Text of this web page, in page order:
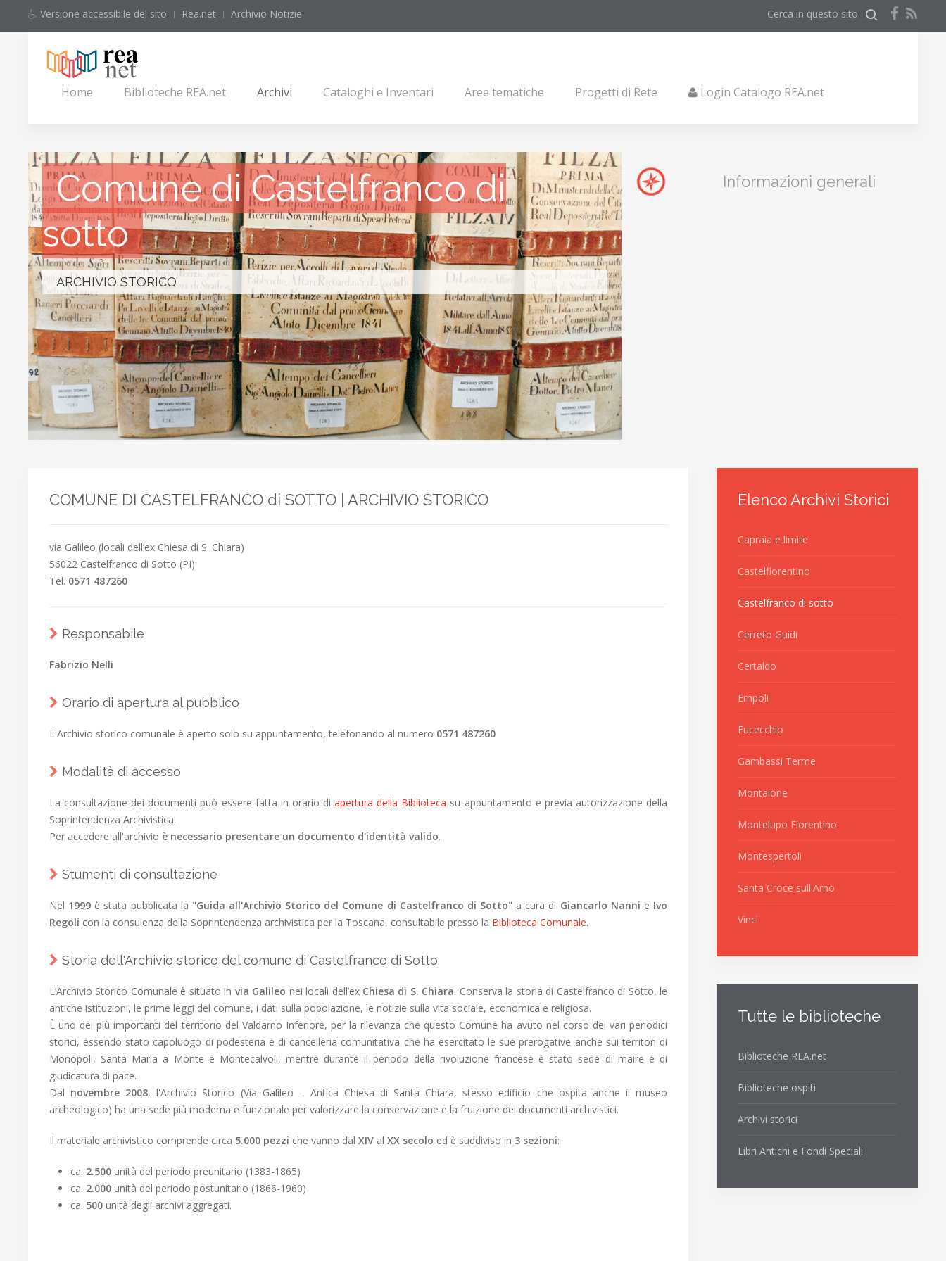
Versione accessibile del sito Rea.net Archivio Notizie Cerca in questo sito
Home Biblioteche REA.net Archivi Cataloghi e Inventari Aree tematiche Progetti di Rete Login Catalogo REA.net
Comune di Castelfranco di
sotto
ARCHIVIO STORICO
Comune di Castelfranco di sotto
Informazioni generali
COMUNE DI CASTELFRANCO di SOTTO | ARCHIVIO STORICO
via Galileo (locali dell’ex Chiesa di S. Chiara)
56022 Castelfranco di Sotto (PI)
Tel. 0571 487260
Responsabile
Fabrizio Nelli
Orario di apertura al pubblico
L'Archivio storico comunale è aperto solo su appuntamento, telefonando al numero 0571 487260
Modalità di accesso
La consultazione dei documenti può essere fatta in orario diapertura della Biblioteca su appuntamento e previa autorizzazione della
Soprintendenza Archivistica.
Per accedere all'archivio è necessario presentare un documento d'identità valido.
Stumenti di consultazione
Nel 1999 è stata pubblicata la "Guida all'Archivio Storico del Comune di Castelfranco di Sotto" a cura di Giancarlo Nanni e Ivo
Regoli con la consulenza della Soprintendenza archivistica per la Toscana, consultabile presso la Biblioteca Comunale.
Storia dell'Archivio storico del comune di Castelfranco di Sotto
L’Archivio Storico Comunale è situato in via Galileo nei locali dell’ex Chiesa di S. Chiara. Conserva la storia di Castelfranco di Sotto, le
antiche istituzioni, le prime leggi del comune, i dati sulla popolazione, le notizie sulla vita sociale, economica e religiosa.
È uno dei più importanti del territorio del Valdarno Inferiore, per la rilevanza che questo Comune ha avuto nel corso dei vari periodici
storici, essendo stato capoluogo di podesteria e di cancelleria comunitativa che ha esercitato le sue prerogative anche sui territori di
Monopoli, Santa Maria a Monte e Montecalvoli, mentre durante il periodo della rivoluzione francese è stato sede di maire e di
giudicatura di pace.
Dal novembre 2008, l'Archivio Storico (Via Galileo – Antica Chiesa di Santa Chiara, stesso edificio che ospita anche il museo
archeologico) ha una sede più moderna e funzionale per valorizzare la conservazione e la fruizione dei documenti archivistici.
Il materiale archivistico comprende circa 5.000 pezzi che vanno dal XIV al XX secolo ed è suddiviso in 3 sezioni:
ca. 2.500 unità del periodo preunitario (1383-1865)
ca. 2.000 unità del periodo postunitario (1866-1960)
ca. 500 unità degli archivi aggregati.
Elenco Archivi Storici
Capraia e limite
Castelfiorentino
Castelfranco di sotto
Cerreto Guidi
Certaldo
Empoli
Fucecchio
Gambassi Terme
Montaione
Montelupo Fiorentino
Montespertoli
Santa Croce sull'Arno
Vinci
Tutte le biblioteche
Biblioteche REA.net
Biblioteche ospiti
Archivi storici
Libri Antichi e Fondi Speciali